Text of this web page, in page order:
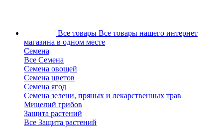
Все товары Все товары нашего интернет
магазина в одном месте
Семена
Все Семена
Семена овощей
Семена цветов
Семена ягод
Семена зелени, пряных и лекарственных трав
Мицелий грибов
Защита растений
Все Защита растений